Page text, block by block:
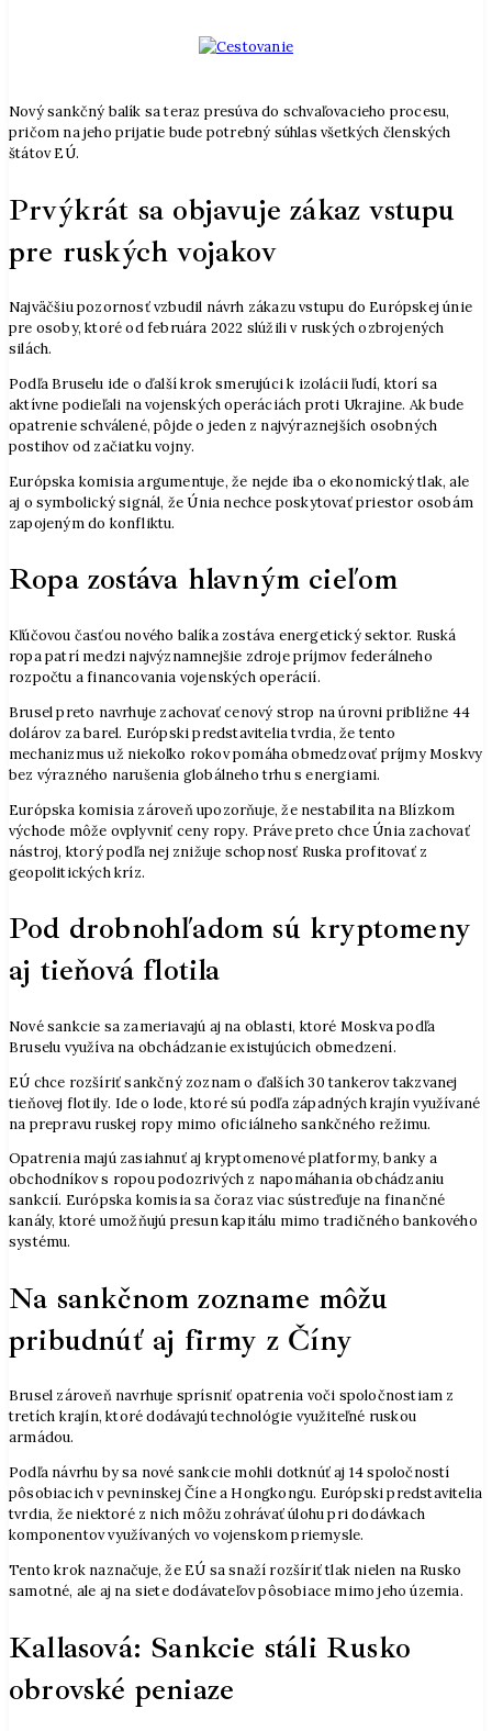
Nový sankčný balík sa teraz presúva do schvaľovacieho procesu,
pričom na jeho prijatie bude potrebný súhlas všetkých členských
štátov EÚ.
Prvýkrát sa objavuje zákaz vstupu
pre ruských vojakov
Najväčšiu pozornosť vzbudil návrh zákazu vstupu do Európskej únie
pre osoby, ktoré od februára 2022 slúžili v ruských ozbrojených
silách.
Podľa Bruselu ide o ďalší krok smerujúci k izolácii ľudí, ktorí sa
aktívne podieľali na vojenských operáciách proti Ukrajine. Ak bude
opatrenie schválené, pôjde o jeden z najvýraznejších osobných
postihov od začiatku vojny.
Európska komisia argumentuje, že nejde iba o ekonomický tlak, ale
aj o symbolický signál, že Únia nechce poskytovať priestor osobám
zapojeným do konfliktu.
Ropa zostáva hlavným cieľom
Kľúčovou časťou nového balíka zostáva energetický sektor. Ruská
ropa patrí medzi najvýznamnejšie zdroje príjmov federálneho
rozpočtu a financovania vojenských operácií.
Brusel preto navrhuje zachovať cenový strop na úrovni približne 44
dolárov za barel. Európski predstavitelia tvrdia, že tento
mechanizmus už niekoľko rokov pomáha obmedzovať príjmy Moskvy
bez výrazného narušenia globálneho trhu s energiami.
Európska komisia zároveň upozorňuje, že nestabilita na Blízkom
východe môže ovplyvniť ceny ropy. Práve preto chce Únia zachovať
nástroj, ktorý podľa nej znižuje schopnosť Ruska profitovať z
geopolitických kríz.
Pod drobnohľadom sú kryptomeny
aj tieňová flotila
Nové sankcie sa zameriavajú aj na oblasti, ktoré Moskva podľa
Bruselu využíva na obchádzanie existujúcich obmedzení.
EÚ chce rozšíriť sankčný zoznam o ďalších 30 tankerov takzvanej
tieňovej flotily. Ide o lode, ktoré sú podľa západných krajín využívané
na prepravu ruskej ropy mimo oficiálneho sankčného režimu.
Opatrenia majú zasiahnuť aj kryptomenové platformy, banky a
obchodníkov s ropou podozrivých z napomáhania obchádzaniu
sankcií. Európska komisia sa čoraz viac sústreďuje na finančné
kanály, ktoré umožňujú presun kapitálu mimo tradičného bankového
systému.
Na sankčnom zozname môžu
pribudnúť aj firmy z Číny
Brusel zároveň navrhuje sprísniť opatrenia voči spoločnostiam z
tretích krajín, ktoré dodávajú technológie využiteľné ruskou
armádou.
Podľa návrhu by sa nové sankcie mohli dotknúť aj 14 spoločností
pôsobiacich v pevninskej Číne a Hongkongu. Európski predstavitelia
tvrdia, že niektoré z nich môžu zohrávať úlohu pri dodávkach
komponentov využívaných vo vojenskom priemysle.
Tento krok naznačuje, že EÚ sa snaží rozšíriť tlak nielen na Rusko
samotné, ale aj na siete dodávateľov pôsobiace mimo jeho územia.
Kallasová: Sankcie stáli Rusko
obrovské peniaze